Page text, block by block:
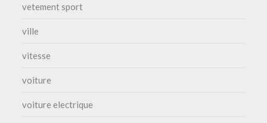
vetement sport
ville
vitesse
voiture
voiture electrique